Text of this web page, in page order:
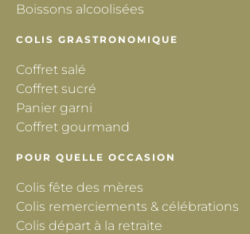
Boissons alcoolisées
COLIS GRASTRONOMIQUE
Coffret salé
Coffret sucré
Panier garni
Coffret gourmand
POUR QUELLE OCCASION
Colis fête des mères
Colis remerciements & célébrations
Colis départ à la retraite